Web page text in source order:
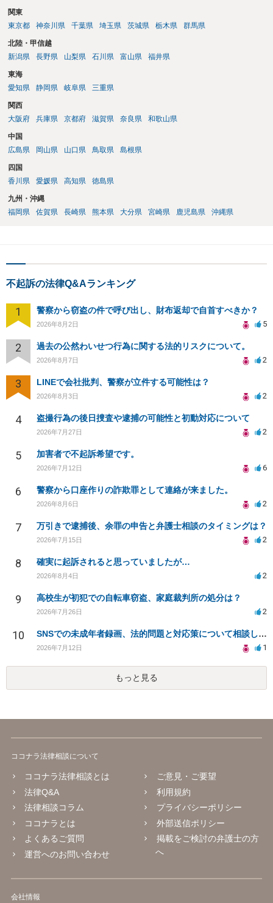
関東
東京都
神奈川県 千葉県 埼玉県 茨城県 栃木県 群馬県
北陸・甲信越
新潟県
長野県 山梨県 石川県 富山県 福井県
東海
愛知県
静岡県 岐阜県 三重県
関西
大阪府
兵庫県 京都府 滋賀県 奈良県 和歌山県
中国
広島県
岡山県 山口県 鳥取県 島根県
四国
香川県
愛媛県 高知県 徳島県
九州・沖縄
福岡県
佐賀県 長崎県 熊本県 大分県 宮崎県 鹿児島県 沖縄県
不起訴の法律Q&Aランキング
1 警察から窃盗の件で呼び出し、財布返却で自首すべきか？
2026年8月2日 5
2 過去の公然わいせつ行為に関する法的リスクについて。
2026年8月7日 2
3 LINEで会社批判、警察が立件する可能性は？
2026年8月3日 2
4 盗撮行為の後日捜査や逮捕の可能性と初動対応について
2026年7月27日 2
5 加害者で不起訴希望です。
2026年7月12日 6
6 警察から口座作りの詐欺罪として連絡が来ました。
2026年8月6日 2
7 万引きで逮捕後、余罪の申告と弁護士相談のタイミングは？
2026年7月15日 2
8 確実に起訴されると思っていましたが…
2026年8月4日 2
9 高校生が初犯での自転車窃盗、家庭裁判所の処分は？
2026年7月26日 2
10 SNSでの未成年者録画、法的問題と対応策について相談したい
2026年7月12日 1
もっと見る
ココナラ法律相談について
ココナラ法律相談とは
法律Q&A
法律相談コラム
ココナラとは
よくあるご質問
運営へのお問い合わせ
ご意見・ご要望
利用規約
プライバシーポリシー
外部送信ポリシー
掲載をご検討の弁護士の方
へ
会社情報